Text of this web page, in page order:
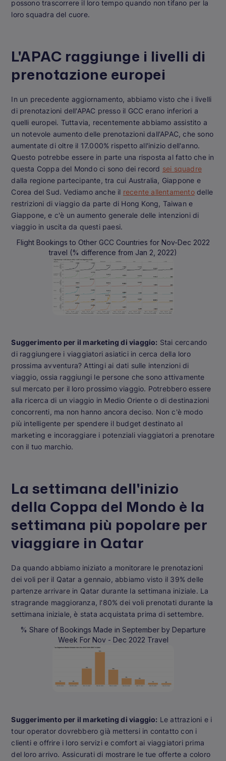
possono trascorrere il loro tempo quando non tifano per la
loro squadra del cuore.
L'APAC raggiunge i livelli di
prenotazione europei
In un precedente aggiornamento, abbiamo visto che i livelli
di prenotazioni dell'APAC presso il GCC erano inferiori a
quelli europei. Tuttavia, recentemente abbiamo assistito a
un notevole aumento delle prenotazioni dall'APAC, che sono
aumentate di oltre il 17.000% rispetto all'inizio dell'anno.
Questo potrebbe essere in parte una risposta al fatto che in
questa Coppa del Mondo ci sono dei record sei squadre
dalla regione partecipante, tra cui Australia, Giappone e
Corea del Sud. Vediamo anche il recente allentamentodelle
restrizioni di viaggio da parte di Hong Kong, Taiwan e
Giappone, e c'è un aumento generale delle intenzioni di
viaggio in uscita da questi paesi.
Flight Bookings to Other GCC Countries for Nov-Dec 2022
travel (% difference from Jan 2, 2022)
Suggerimento per il marketing di viaggio: Stai cercando
di raggiungere i viaggiatori asiatici in cerca della loro
prossima avventura? Attingi ai dati sulle intenzioni di
viaggio, ossia raggiungi le persone che sono attivamente
sul mercato per il loro prossimo viaggio. Potrebbero essere
alla ricerca di un viaggio in Medio Oriente o di destinazioni
concorrenti, ma non hanno ancora deciso. Non c'è modo
più intelligente per spendere il budget destinato al
marketing e incoraggiare i potenziali viaggiatori a prenotare
con il tuo marchio.
La settimana dell'inizio
della Coppa del Mondo è la
settimana più popolare per
viaggiare in Qatar
Da quando abbiamo iniziato a monitorare le prenotazioni
dei voli per il Qatar a gennaio, abbiamo visto il 39% delle
partenze arrivare in Qatar durante la settimana iniziale. La
stragrande maggioranza, l'80% dei voli prenotati durante la
settimana iniziale, è stata acquistata prima di settembre.
% Share of Bookings Made in September by Departure
Week For Nov - Dec 2022 Travel
Suggerimento per il marketing di viaggio: Le attrazioni e i
tour operator dovrebbero già mettersi in contatto con i
clienti e offrire i loro servizi e comfort ai viaggiatori prima
del loro arrivo. Assicurati di mostrare le tue offerte a coloro